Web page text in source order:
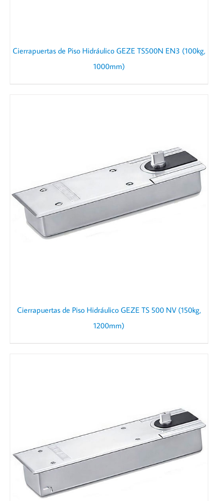
Cierrapuertas de Piso Hidráulico GEZE TS500N EN3 (100kg,
1000mm)
Cierrapuertas de Piso Hidráulico GEZE TS 500 NV (150kg,
1200mm)